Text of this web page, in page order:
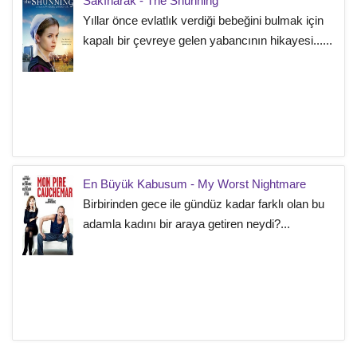
Yıllar önce evlatlık verdiği bebeğini bulmak için
kapalı bir çevreye gelen yabancının hikayesi......
En Büyük Kabusum - My Worst Nightmare
Birbirinden gece ile gündüz kadar farklı olan bu
adamla kadını bir araya getiren neydi?...